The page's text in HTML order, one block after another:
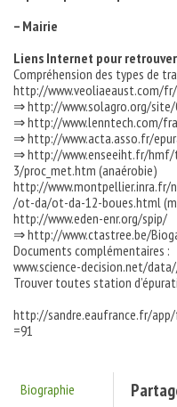
– Mairie
Liens Internet pour
Compréhension des types de
http://www.veoliaeaust.com/
⇒ http://www.solagro.org/
⇒ http://www.lenntech.com/
⇒ http://www.acta.asso.fr/
⇒ http://www.enseeiht.fr/hmf/
3/proc_met.htm (anaérobie)
http://www.montpellier.inra.fr/
/ot-da/ot-da-12-boues.html
http://www.eden-enr.org/spip/
⇒ http://www.ctastree.be/
Documents complémentaires :
www.science-decision.net/
Trouver toutes station
http://sandre.eaufrance.fr/
=91
Biographie